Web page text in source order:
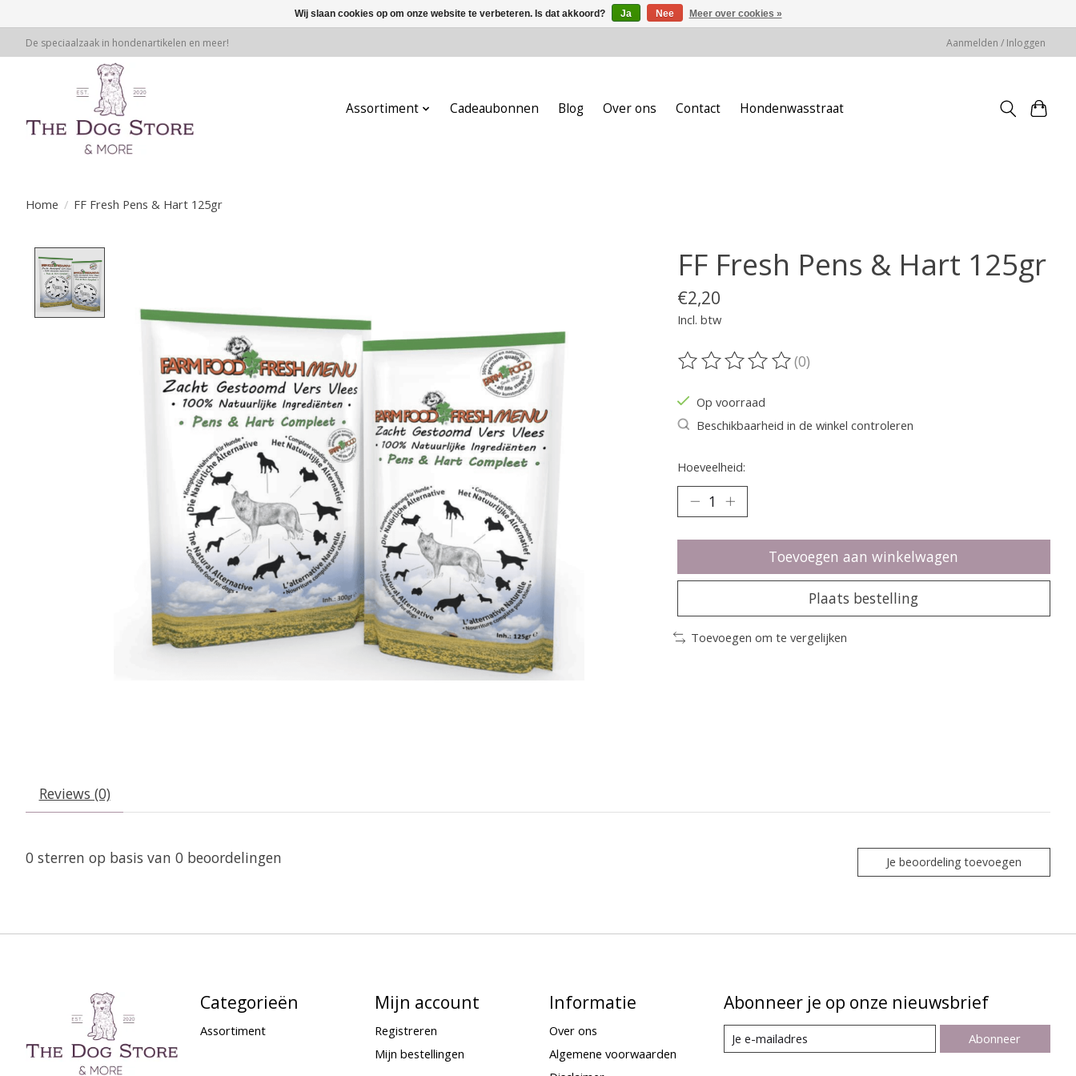
De speciaalzaak in hondenartikelen en meer! Aanmelden / Inloggen
Assortiment Cadeaubonnen Blog Over ons Contact Hondenwasstraat
Home / FF Fresh Pens & Hart 125gr
FF Fresh Pens & Hart 125gr
€2,20
Incl. btw
De beoordeling van dit product is
(0)
Op voorraad
Beschikbaarheid in de winkel controleren
Hoeveelheid:
Toevoegen aan winkelwagen
Plaats bestelling
Toevoegen om te vergelijken
Reviews (0)
0 sterren op basis van 0 beoordelingen Je beoordeling toevoegen
Categorieën
Assortiment
Mijn account
Registreren
Mijn bestellingen
Informatie
Over ons
Algemene voorwaarden
Abonneer je op onze nieuwsbrief
Abonneer
Wij slaan cookies op om onze website te verbeteren. Is dat akkoord? Ja Nee Meer over cookies »